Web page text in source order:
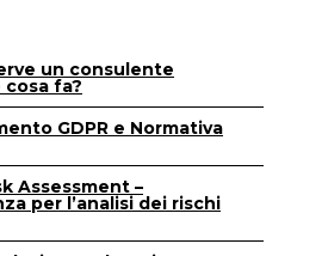
un consulente
cosa fa?
GDPR e Normativa
Assessment –
per l’analisi dei rischi